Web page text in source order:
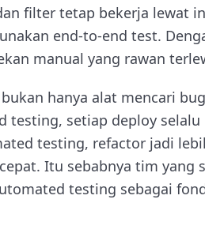
filter tetap bekerja lewat
end-to-end test.
manual yang rawan
hanya alat mencari
testing, setiap deploy selalu
testing, refactor jadi
Itu sebabnya tim yang
testing sebagai